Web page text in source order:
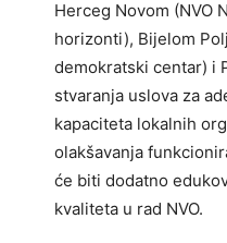
Herceg Novom (NVO
horizonti), Bijelom
demokratski centar) i
stvaranja uslova za
kapaciteta lokalnih
olakšavanja
će biti dodatno
kvaliteta u rad NVO.